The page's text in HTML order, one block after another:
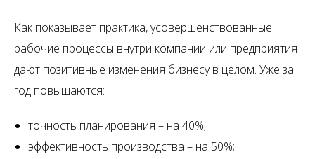
Как показывает практика, усовершенствованные
рабочие процессы внутри компании или предприятия
дают позитивные изменения бизнесу в целом. Уже за
год повышаются:
точность планирования – на 40%;
эффективность производства – на 50%;